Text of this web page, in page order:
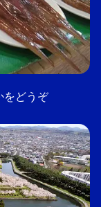
をどうぞ